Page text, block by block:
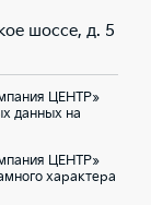
шоссе, д. 5
ЦЕНТР»
данных на
ЦЕНТР»
характера